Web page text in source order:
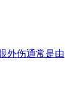
外伤通常是由